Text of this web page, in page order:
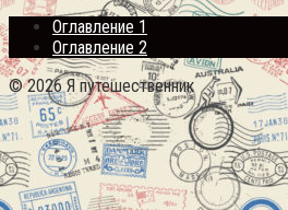
Оглавление 1
Оглавление 2
© 2026 Я путешественник